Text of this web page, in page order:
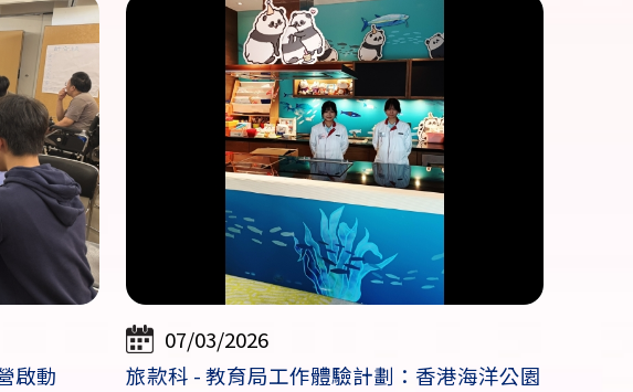
啟動
07/03/2026
旅款科 - 教育局工作體驗計劃：香港海洋公園